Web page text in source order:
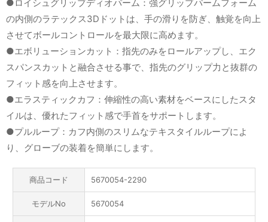
●ロイシュグリップディオパーム：強グリップパームフォーム
の内側のラテックス3Dドットは、手の滑りを防ぎ、触覚を向上
させてボールコントロールを最大限に高めます。
●エボリューションカット：指先のみをロールアップし、エク
スパンスカットと融合させる事で、指先のグリップ力と抜群の
フィット感を向上させます。
●エラスティックカフ：伸縮性の高い素材をベースにしたスタ
イルは、優れたフィット感で手首をサポートします。
●プルループ：カフ内側のスリムなテキスタイルループによ
り、グローブの装着を簡単にします。
商品コード 5670054-2290
モデルNo 5670054